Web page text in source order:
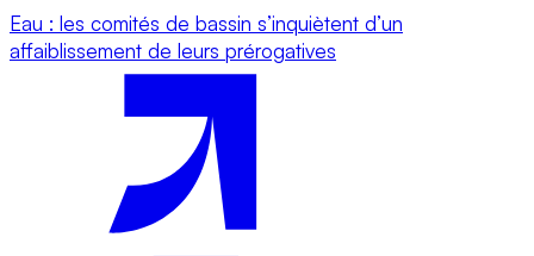
Eau : les comités de bassin s’inquiètent d’un
affaiblissement de leurs prérogatives